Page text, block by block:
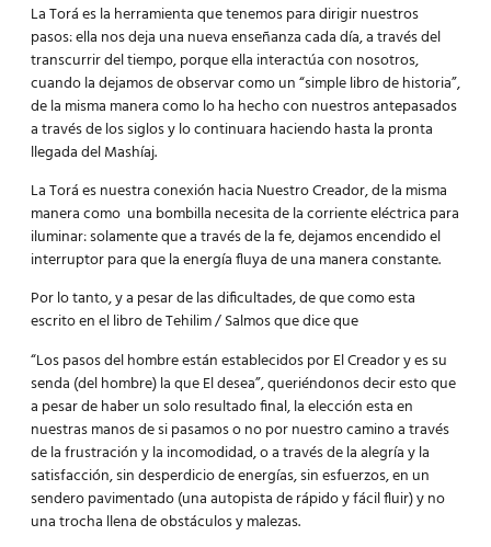
La Torá es la herramienta que tenemos para dirigir nuestros
pasos: ella nos deja una nueva enseñanza cada día, a través del
transcurrir del tiempo, porque ella interactúa con nosotros,
cuando la dejamos de observar como un “simple libro de historia”,
de la misma manera como lo ha hecho con nuestros antepasados
a través de los siglos y lo continuara haciendo hasta la pronta
llegada del Mashíaj.
La Torá es nuestra conexión hacia Nuestro Creador, de la misma
manera como una bombilla necesita de la corriente eléctrica para
iluminar: solamente que a través de la fe, dejamos encendido el
interruptor para que la energía fluya de una manera constante.
Por lo tanto, y a pesar de las dificultades, de que como esta
escrito en el libro de Tehilim / Salmos que dice que
“Los pasos del hombre están establecidos por El Creador y es su
senda (del hombre) la que El desea”, queriéndonos decir esto que
a pesar de haber un solo resultado final, la elección esta en
nuestras manos de si pasamos o no por nuestro camino a través
de la frustración y la incomodidad, o a través de la alegría y la
satisfacción, sin desperdicio de energías, sin esfuerzos, en un
sendero pavimentado (una autopista de rápido y fácil fluir) y no
una trocha llena de obstáculos y malezas.